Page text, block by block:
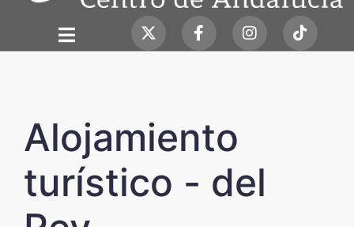
Alojamiento
turístico - del